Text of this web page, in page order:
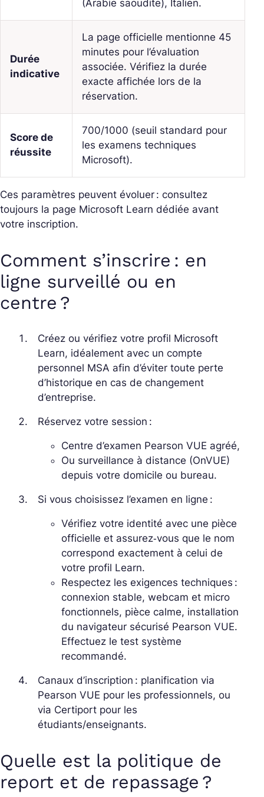
(Arabie saoudite), Italien.
Durée
indicative
La page officielle mentionne 45
minutes pour l’évaluation
associée. Vérifiez la durée
exacte affichée lors de la
réservation.
Score de
réussite
700/1000 (seuil standard pour
les examens techniques
Microsoft).
Ces paramètres peuvent évoluer : consultez
toujours la page Microsoft Learn dédiée avant
votre inscription.
Comment s’inscrire : en
ligne surveillé ou en
centre ?
Créez ou vérifiez votre profil Microsoft
Learn, idéalement avec un compte
personnel MSA afin d’éviter toute perte
d’historique en cas de changement
d’entreprise.
Réservez votre session :
Centre d’examen Pearson VUE agréé,
Ou surveillance à distance (OnVUE)
depuis votre domicile ou bureau.
Si vous choisissez l’examen en ligne :
Vérifiez votre identité avec une pièce
officielle et assurez‑vous que le nom
correspond exactement à celui de
votre profil Learn.
Respectez les exigences techniques :
connexion stable, webcam et micro
fonctionnels, pièce calme, installation
du navigateur sécurisé Pearson VUE.
Effectuez le test système
recommandé.
Canaux d’inscription : planification via
Pearson VUE pour les professionnels, ou
via Certiport pour les
étudiants/enseignants.
Quelle est la politique de
report et de repassage ?